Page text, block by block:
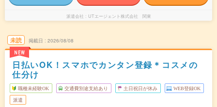
派遣会社 UTエージェント株式会社 関東
未読
NEW
掲載日 2026/08/08
日払いOK！スマホでカンタン登録＊コスメの
仕分け
職種未経験OK 交通費別途支給あり 土日祝日が休み WEB登録OK
派遣